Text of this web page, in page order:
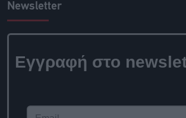
Newsletter
Εγγραφή στο